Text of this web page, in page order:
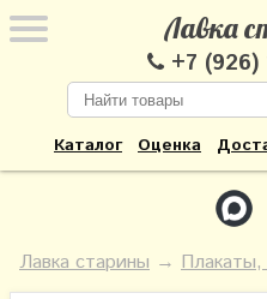
Лавка
+7 (926)
Каталог Оценка
Лавка старины →